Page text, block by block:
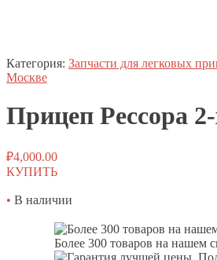
Категория: Запчасти для легковых
Москве
Прицеп Рессора
₽4,000.00
КУПИТЬ
• В наличии
Более 300 товаров на нашем